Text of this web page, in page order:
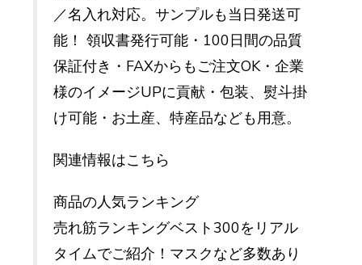
／名入れ対応。サンプルも当日発送可
能！ 領収書発行可能・100日間の品質
保証付き・FAXからもご注文OK・企業
様のイメージUPに貢献・包装、熨斗掛
け可能・お土産、特産品なども用意。
関連情報はこちら
商品の人気ランキング
売れ筋ランキングベスト300をリアル
タイムでご紹介！マスクなど多数あり